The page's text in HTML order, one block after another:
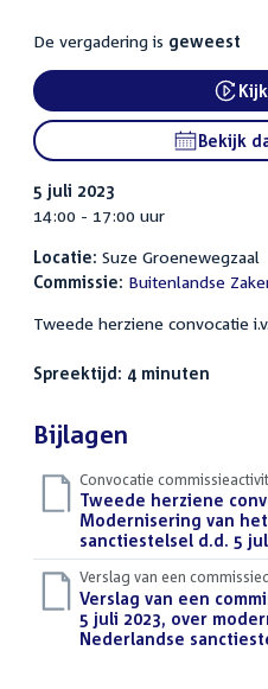
activiteit
De vergadering is geweest
Bekijk
5 juli 2023
14:00 - 17:00 uur
Locatie: Suze Groenewegzaal
Commissie: Buitenlandse
Tweede herziene convocatie
Spreektijd: 4 minuten
Bijlagen
Convocatie
Download
bestand:
Tweede herziene
Modernisering van
sanctiestelsel d.d. 5
Verslag van een
Download
bestand:
Verslag van een
5 juli 2023, over
Nederlandse